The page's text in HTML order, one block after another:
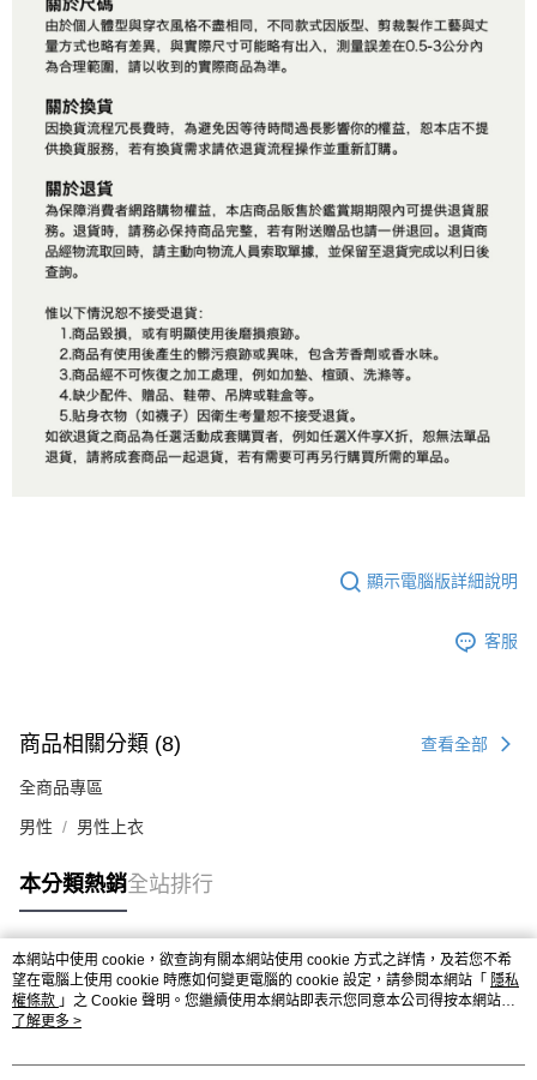
顯示電腦版詳細說明
客服
商品相關分類 (8) 查看全部
全商品專區
男性 男性上衣
本分類熱銷全站排行
熱門標籤
本網站中使用 cookie，欲查詢有關本網站使用 cookie 方式之詳情，及若您不希
望在電腦上使用 cookie 時應如何變更電腦的 cookie 設定，請參閱本網站「 隱私
權條款 」之 Cookie 聲明。您繼續使用本網站即表示您同意本公司得按本網站使
用條款之 Cookie 聲明使用 cookie。
了解更多 >